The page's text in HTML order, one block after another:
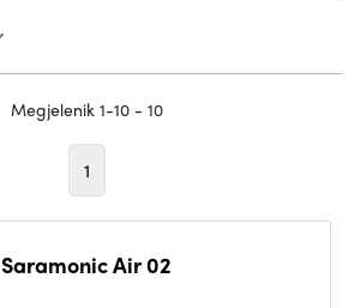
Megjelenik 1-10 - 10
1
Saramonic Air 02